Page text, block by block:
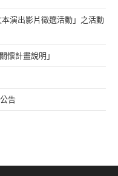
演出影片徵選活動」之活動
懷計畫說明」
告